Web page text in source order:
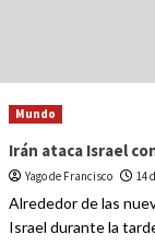
Mundo
Irán ataca Israel
Yago de Francisco 14
Alrededor de las
Israel durante la